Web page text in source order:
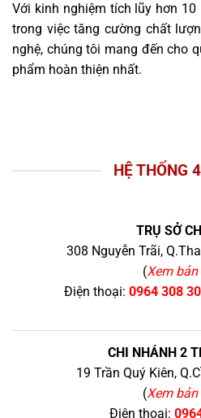
Với kinh nghiệm tích lũy hơn
trong việc tăng cường chất
nghệ, chúng tôi mang đến cho
phẩm hoàn thiện nhất.
HỆ THỐNG
TRỤ SỞ
308 Nguyễn Trãi,
(Xem bản
Điện thoại: 0964 308
CHI NHÁNH 2
19 Trần Quý Kiên,
(Xem bản
Điện thoại: